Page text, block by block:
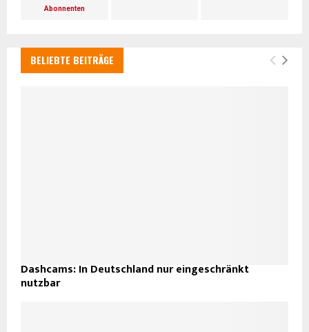
Abonnenten
BELIEBTE BEITRÄGE
Dashcams: In Deutschland nur eingeschränkt
nutzbar